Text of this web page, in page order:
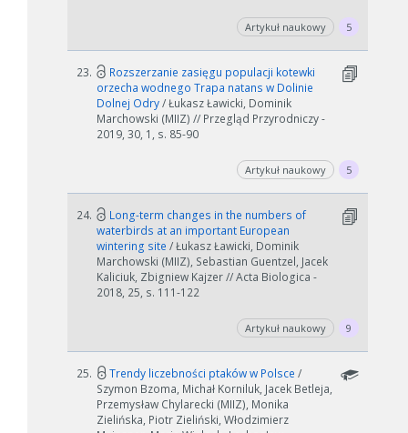
Artykuł naukowy 5
23.
Rozszerzanie zasięgu populacji kotewki
orzecha wodnego Trapa natans w Dolinie
Dolnej Odry/ Łukasz Ławicki, Dominik
Marchowski (MIIZ) // Przegląd Przyrodniczy -
2019, 30, 1, s. 85-90
Artykuł naukowy 5
24.
Long-term changes in the numbers of
waterbirds at an important European
wintering site / Łukasz Ławicki, Dominik
Marchowski (MIIZ), Sebastian Guentzel, Jacek
Kaliciuk, Zbigniew Kajzer // Acta Biologica -
2018, 25, s. 111-122
Artykuł naukowy 9
25. Trendy liczebności ptaków w Polsce /
Szymon Bzoma, Michał Korniluk, Jacek Betleja,
Przemysław Chylarecki (MIIZ), Monika
Zielińska, Piotr Zieliński, Włodzimierz